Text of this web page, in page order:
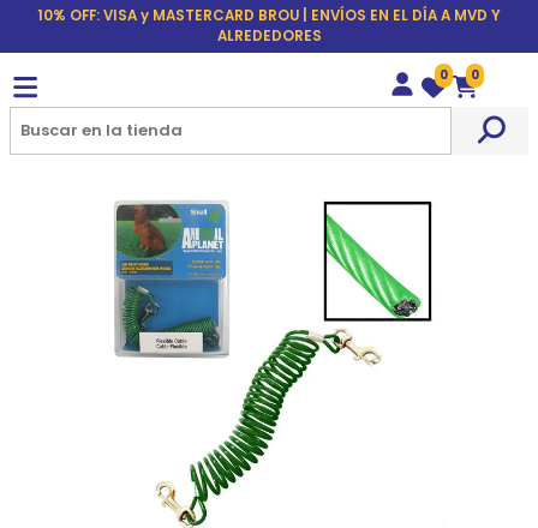
10% OFF: VISA y MASTERCARD BROU | ENVÍOS EN EL DÍA A MVD Y
ALREDEDORES
Wishlist
0
Carrito
0